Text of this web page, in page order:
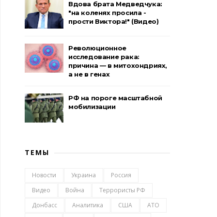
Вдова брата Медведчука:
"на коленях просила -
прости Виктора!" (Видео)
Революционное
исследование рака:
причина — в митохондриях,
а не в генах
РФ на пороге масштабной
мобилизации
ТЕМЫ
Новости Украина
Россия
Видео
Война
Террористы РФ
Донбасс
Аналитика США
АТО